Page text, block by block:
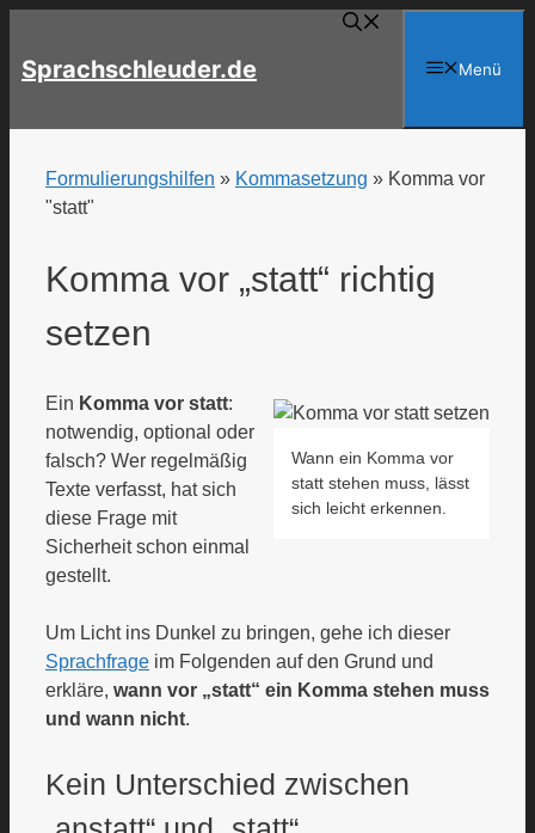
springen
Sprachschleuder.de Menü
Formulierungshilfen » Kommasetzung » Komma vor
"statt"
Komma vor „statt“ richtig
setzen
Wann ein Komma vor
statt stehen muss, lässt
sich leicht erkennen.
Ein Komma vor statt:
notwendig, optional oder
falsch? Wer regelmäßig
Texte verfasst, hat sich
diese Frage mit
Sicherheit schon einmal
gestellt.
Um Licht ins Dunkel zu bringen, gehe ich dieser
Sprachfrage im Folgenden auf den Grund und
erkläre, wann vor „statt“ ein Komma stehen muss
und wann nicht.
Kein Unterschied zwischen